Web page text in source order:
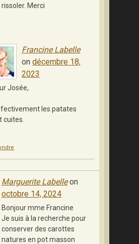
rissoler. Merci
Francine Labelle
on décembre 18,
2023
Josée,
les patates
cuites.
Marguerite Labelleon
octobre 14, 2024
Bonjour mme Francine
Je suis à la recherche pour
conserver des carottes
natures en pot masson